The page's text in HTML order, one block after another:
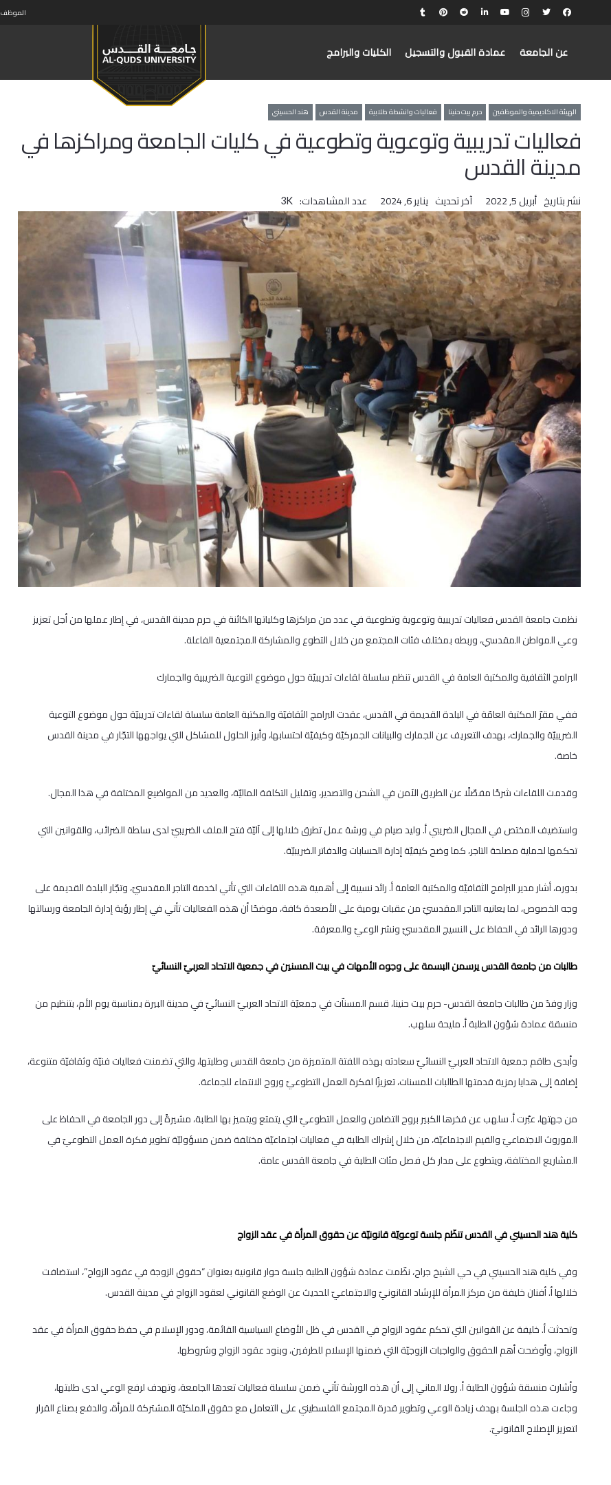
الموظف
عن الجامعة عمادة القبول والتسجيل الكليات والبرامج
الهيئة الاكاديمية والموظفين حرم بيت حنينا فعاليات وانشطة طلابية مدينة القدس هند الحسيني
فعاليات تدريبية وتوعوية وتطوعية في كليات الجامعة ومراكزها في
مدينة القدس
نشر بتاريخ أبريل 5, 2022 آخر تحديث يناير 6, 2024 عدد المشاهدات: 3K
نظمت جامعة القدس فعاليات تدريبية وتوعوية وتطوعية في عدد من مراكزها وكلياتها الكائنة في حرم مدينة القدس، في إطار عملها من أجل تعزيز
وعي المواطن المقدسي، وربطه بمختلف فئات المجتمع من خلال التطوع والمشاركة المجتمعية الفاعلة.
البرامج الثقافية والمكتبة العامة في القدس تنظم سلسلة لقاءات تدريبيّة حول موضوع التوعية الضريبية والجمارك
ففي مقرّ المكتبة العامّة في البلدة القديمة في القدس، عقدت البرامج الثقافيّة والمكتبة العامة سلسلة لقاءات تدريبيّة حول موضوع التوعية
الضريبيّة والجمارك، بهدف التعريف عن الجمارك والبيانات الجمركيّة وكيفيّة احتسابها، وأبرز الحلول للمشاكل التي يواجهها التجّار في مدينة القدس
خاصة.
وقدمت اللقاءات شرحًا مفصّلًا عن الطريق الآمن في الشحن والتصدير، وتقليل التكلفة الماليّة، والعديد من المواضيع المختلفة في هذا المجال.
واستضيف المختص في المجال الضريبي أ. وليد صيام في ورشة عمل تطرق خلالها إلى آليّة فتح الملف الضريبيّ لدى سلطة الضرائب، والقوانين التي
تحكمها لحماية مصلحة التاجر، كما وضح كيفيّة إدارة الحسابات والدفاتر الضريبيّة.
بدوره، أشار مدير البرامج الثقافيّة والمكتبة العامة أ. رائد نسيبة إلى أهمية هذه اللقاءات التي تأتي لخدمة التاجر المقدسيّ، وتجّار البلدة القديمة على
وجه الخصوص، لما يعانيه التاجر المقدسيّ من عقبات يومية على الأصعدة كافة، موضحًا أن هذه الفعاليات تأتي في إطار رؤية إدارة الجامعة ورسالتها
ودورها الرائد في الحفاظ على النسيج المقدسيّ ونشر الوعيّ والمعرفة.
طالبات من جامعة القدس يرسمن البسمة على وجوه الأمهات في بيت المسنين في جمعية الاتحاد العربيّ النسائيّ
وزار وفدٌ من طالبات جامعة القدس- حرم بيت حنينا، قسم المسناّت في جمعيّة الاتحاد العربيّ النسائيّ في مدينة البيرة بمناسبة يوم الأم، بتنظيم من
منسقة عمادة شؤون الطلبة أ. مليحة سلهب.
وأبدى طاقم جمعية الاتحاد العربيّ النسائيّ سعادته بهذه اللفتة المتميزة من جامعة القدس وطلبتها، والتي تضمنت فعاليات فنيّة وثقافيّة متنوعة،
إضافة إلى هدايا رمزية قدمتها الطالبات للمسنات، تعزيزًا لفكرة العمل التطوعيّ وروح الانتماء للجماعة.
من جهتها، عبّرت أ. سلهب عن فخرها الكبير بروح التضامن والعمل التطوعيّ التي يتمتع ويتميز بها الطلبة، مشيرةً إلى دور الجامعة في الحفاظ على
الموروث الاجتماعيّ والقيم الاجتماعيّة، من خلال إشراك الطلبة في فعاليات اجتماعيّة مختلفة ضمن مسؤوليّة تطوير فكرة العمل التطوعيّ في
المشاريع المختلفة، ويتطوع على مدار كل فصل مئات الطلبة في جامعة القدس عامة.
كلية هند الحسيني في القدس تنظّم جلسة توعويّة قانونيّة عن حقوق المرأة في عقد الزواج
وفي كلية هند الحسيني في حي الشيخ جراح، نظّمت عمادة شؤون الطلبة جلسة حوار قانونية بعنوان “حقوق الزوجة في عقود الزواج”، استضافت
خلالها أ. أفنان خليفة من مركز المرأة للإرشاد القانونيّ والاجتماعيّ للحديث عن الوضع القانوني لعقود الزواج في مدينة القدس.
وتحدثت أ. خليفة عن القوانين التي تحكم عقود الزواج في القدس في ظل الأوضاع السياسية القائمة، ودور الإسلام في حفظ حقوق المرأة في عقد
الزواج، وأوضحت أهم الحقوق والواجبات الزوجيّة التي ضمنها الإسلام للطرفين، وبنود عقود الزواج وشروطها.
وأشارت منسقة شؤون الطلبة أ. رولا الماني إلى أن هذه الورشة تأتي ضمن سلسلة فعاليات تعدها الجامعة، وتهدف لرفع الوعي لدى طلبتها،
وجاءت هذه الجلسة بهدف زيادة الوعي وتطوير قدرة المجتمع الفلسطيني على التعامل مع حقوق الملكيّة المشتركة للمرأة، والدفع بصناع القرار
لتعزيز الإصلاح القانونيّ.